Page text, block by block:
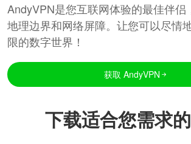
AndyVPN是您互联网体验的最佳伴侣
地理边界和网络屏障。让您可以尽情
限的数字世界！
获取 AndyVPN
下载适合您需求